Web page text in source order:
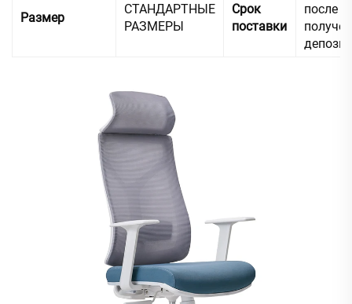
Размер
СТАНДАРТНЫЕ
РАЗМЕРЫ
Срок
поставки
после